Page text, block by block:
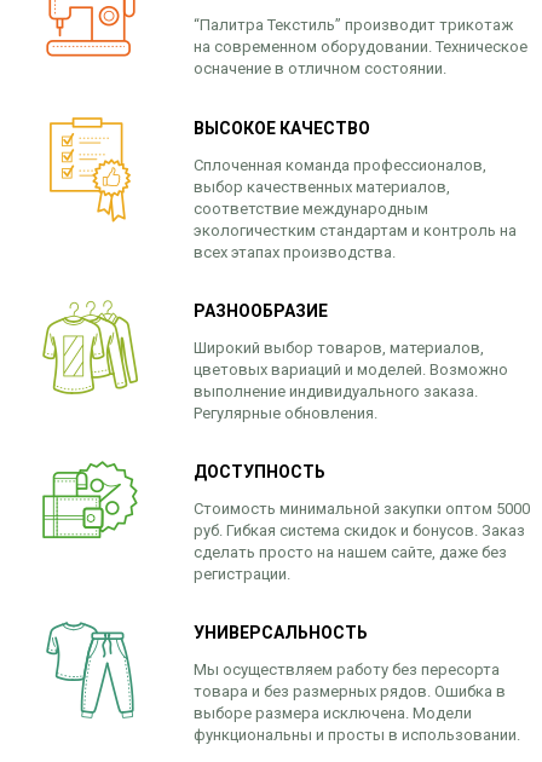
“Палитра Текстиль” производит трикотаж
на современном оборудовании. Техническое
осначение в отличном состоянии.
ВЫСОКОЕ КАЧЕСТВО
Сплоченная команда профессионалов,
выбор качественных материалов,
соответствие международным
экологичестким стандартам и контроль на
всех этапах производства.
РАЗНООБРАЗИЕ
Широкий выбор товаров, материалов,
цветовых вариаций и моделей. Возможно
выполнение индивидуального заказа.
Регулярные обновления.
ДОСТУПНОСТЬ
Стоимость минимальной закупки оптом 5000
руб. Гибкая система скидок и бонусов. Заказ
сделать просто на нашем сайте, даже без
регистрации.
УНИВЕРСАЛЬНОСТЬ
Мы осуществляем работу без пересорта
товара и без размерных рядов. Ошибка в
выборе размера исключена. Модели
функциональны и просты в использовании.